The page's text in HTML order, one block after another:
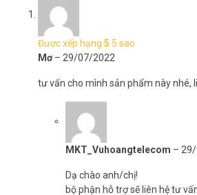
Được xếp hạng 5 5 sao
Mơ– 29/07/2022
tư vấn cho mình sản phẩm này nhé,
MKT_Vuhoangtelecom –
Dạ chào anh/chị!
bộ phận hỗ trợ sẽ liên hệ tư